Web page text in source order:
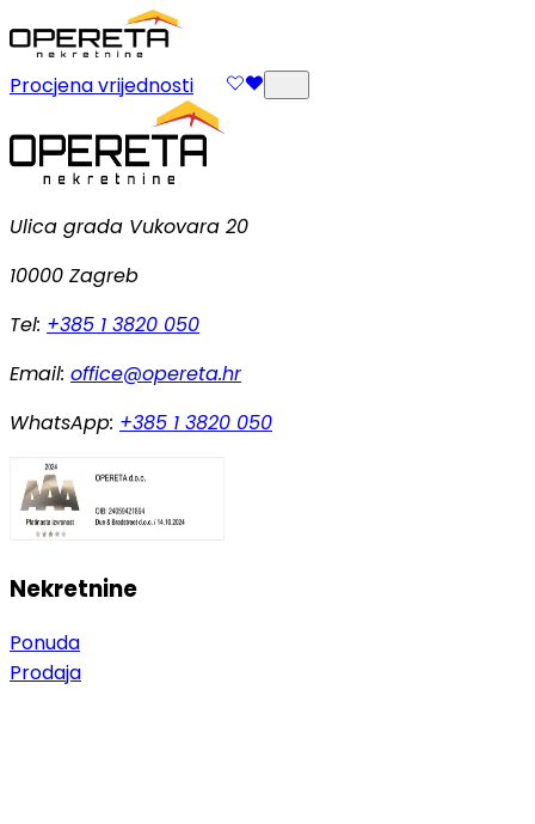
Procjena vrijednosti
Ulica grada Vukovara 20
10000 Zagreb
Tel: +385 1 3820 050
Email: office@opereta.hr
WhatsApp: +385 1 3820 050
Nekretnine
Ponuda
Prodaja